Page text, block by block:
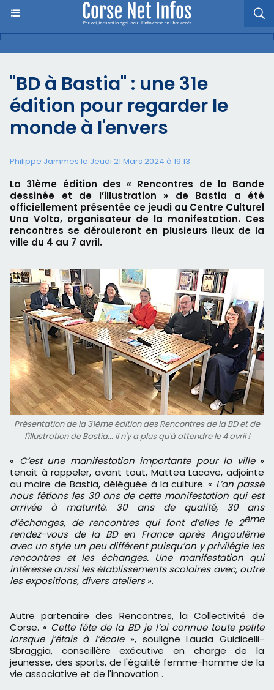
"BD à Bastia" : une 31e
édition pour regarder le
monde à l'envers
Philippe Jammes le Jeudi 21 Mars 2024 à 19:13
La 31ème édition des « Rencontres de la Bande
dessinée et de l’illustration » de Bastia a été
officiellement présentée ce jeudi au Centre Culturel
Una Volta, organisateur de la manifestation. Ces
rencontres se dérouleront en plusieurs lieux de la
ville du 4 au 7 avril.
Présentation de la 31ème édition des Rencontres de la BD et de
l'illustration de Bastia... il n'y a plus qu'à attendre le 4 avril !
« C’est une manifestation importante pour la ville»
tenait à rappeler, avant tout, Mattea Lacave, adjointe
au maire de Bastia, déléguée à la culture. « L’an passé
nous fêtions les 30 ans de cette manifestation qui est
arrivée à maturité. 30 ans de qualité, 30 ans
d’échanges, de rencontres qui font d’elles le 2ème
rendez-vous de la BD en France après Angoulême
avec un style un peu différent puisqu’on y privilégie les
rencontres et les échanges. Une manifestation qui
intéresse aussi les établissements scolaires avec, outre
les expositions, divers ateliers».
Autre partenaire des Rencontres, la Collectivité de
Corse. « Cette fête de la BD je l’ai connue toute petite
lorsque j’étais à l’école», souligne Lauda Guidicelli-
Sbraggia, conseillère exécutive en charge de la
jeunesse, des sports, de l'égalité femme-homme de la
vie associative et de l'innovation .